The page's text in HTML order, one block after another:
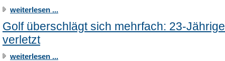
weiterlesen ...
Golf überschlägt sich mehrfach: 23-Jährige
verletzt
weiterlesen ...